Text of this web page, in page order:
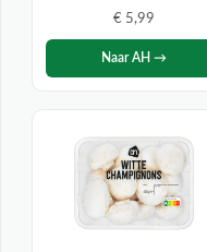
€ 5,99
Naar AH →